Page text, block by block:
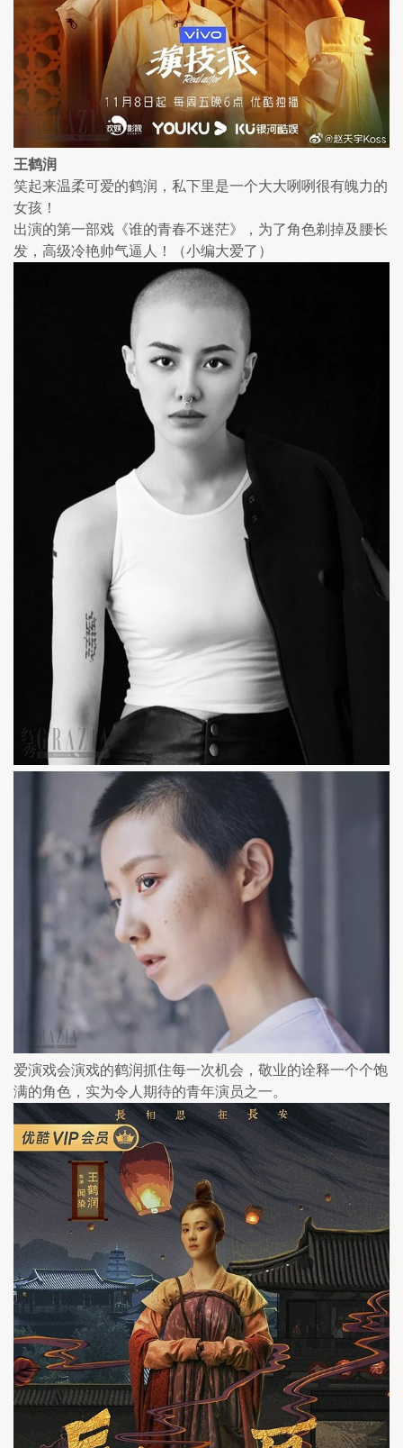
王鹤润
笑起来温柔可爱的鹤润，私下里是一个大大咧咧很有魄力的
女孩！
出演的第一部戏《谁的青春不迷茫》，为了角色剃掉及腰长
发，高级冷艳帅气逼人！（小编大爱了）
爱演戏会演戏的鹤润抓住每一次机会，敬业的诠释一个个饱
满的角色，实为令人期待的青年演员之一。